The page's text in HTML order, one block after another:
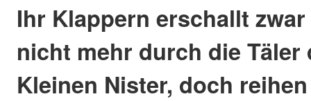
Ihr Klappern erschallt
nicht mehr durch die Täler
Kleinen Nister, doch